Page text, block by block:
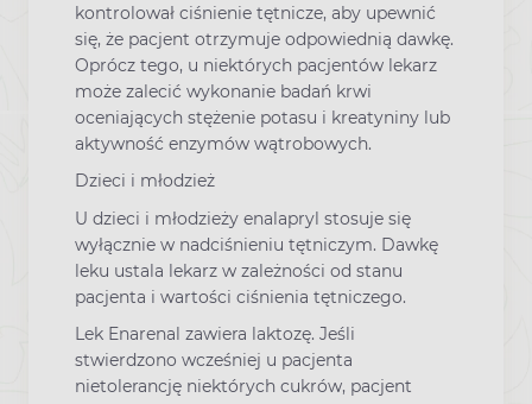
kontrolował ciśnienie tętnicze, aby upewnić
się, że pacjent otrzymuje odpowiednią dawkę.
Oprócz tego, u niektórych pacjentów lekarz
może zalecić wykonanie badań krwi
oceniających stężenie potasu i kreatyniny lub
aktywność enzymów wątrobowych.
Dzieci i młodzież
U dzieci i młodzieży enalapryl stosuje się
wyłącznie w nadciśnieniu tętniczym. Dawkę
leku ustala lekarz w zależności od stanu
pacjenta i wartości ciśnienia tętniczego.
Lek Enarenal zawiera laktozę. Jeśli
stwierdzono wcześniej u pacjenta
nietolerancję niektórych cukrów, pacjent